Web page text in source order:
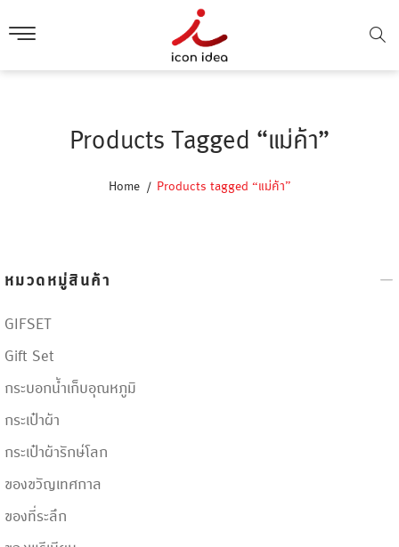
Products Tagged “แม่ค้า”
Home Products tagged “แม่ค้า”
หมวดหมู่สินค้า
GIFSET
Gift Set
กระบอกน้ำเก็บอุณหภูมิ
กระเป๋าผ้า
กระเป๋าผ้ารักษ์โลก
ของขวัญเทศกาล
ของที่ระลึก